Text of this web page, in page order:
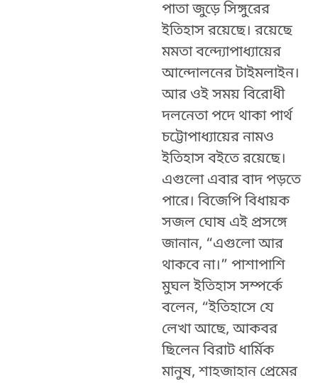
পাতা জুড়ে সিঙ্গুরের
ইতিহাস রয়েছে। রয়েছে
মমতা বন্দ্যোপাধ্যায়ের
আন্দোলনের টাইমলাইন।
আর ওই সময় বিরোধী
দলনেতা পদে থাকা পার্থ
চট্টোপাধ্যায়ের নামও
ইতিহাস বইতে রয়েছে।
এগুলো এবার বাদ পড়তে
পারে। বিজেপি বিধায়ক
সজল ঘোষ এই প্রসঙ্গে
জানান, “এগুলো আর
থাকবে না।” পাশাপাশি
মুঘল ইতিহাস সম্পর্কে
বলেন, “ইতিহাসে যে
লেখা আছে, আকবর
ছিলেন বিরাট ধার্মিক
মানুষ, শাহজাহান প্রেমের